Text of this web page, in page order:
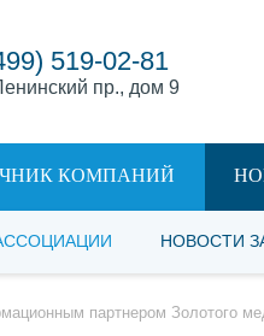
519-02-81
пр., дом 9
КОМПАНИЙ
НОВОСТИ
партнером Золотого